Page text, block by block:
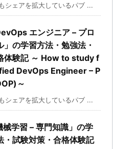
シェアを拡大しているパブ ...
エンジニア – プロ
」の学習方法・勉強法・
体験記 ～ How to study f
DevOps Engineer – P
～
シェアを拡大しているパブ ...
械学習 – 専門知識」の学
・試験対策・合格体験記